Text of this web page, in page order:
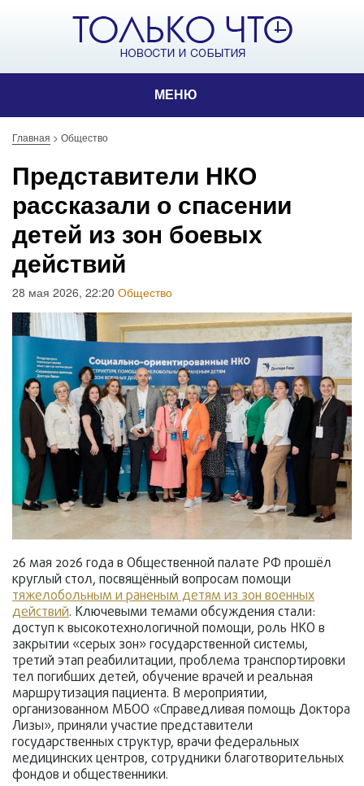
МЕНЮ
Главная > Общество
Представители НКО
рассказали о спасении
детей из зон боевых
действий
28 мая 2026, 22:20 Общество
26 мая 2026 года в Общественной палате РФ прошёл
круглый стол, посвящённый вопросам помощи
тяжелобольным и раненым детям из зон военных
действий. Ключевыми темами обсуждения стали:
доступ к высокотехнологичной помощи, роль НКО в
закрытии «серых зон» государственной системы,
третий этап реабилитации, проблема транспортировки
тел погибших детей, обучение врачей и реальная
маршрутизация пациента. В мероприятии,
организованном МБОО «Справедливая помощь Доктора
Лизы», приняли участие представители
государственных структур, врачи федеральных
медицинских центров, сотрудники благотворительных
фондов и общественники.